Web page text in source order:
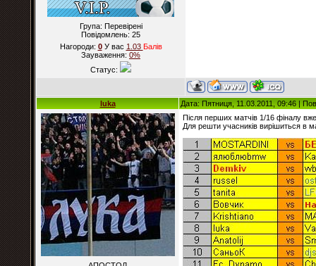
Група: Перевірені
Повідомлень: 25
Нагороди: 0У вас 1.03 Балiв
Зауваження: 0%
Статус:
luka Дата: Пятниця, 11.03.2011, 09:46 |
Після перших матчів 1/16 фіналу
Для решти учасників вирішиться в